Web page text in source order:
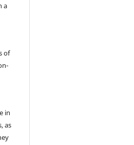
a
of
in
as